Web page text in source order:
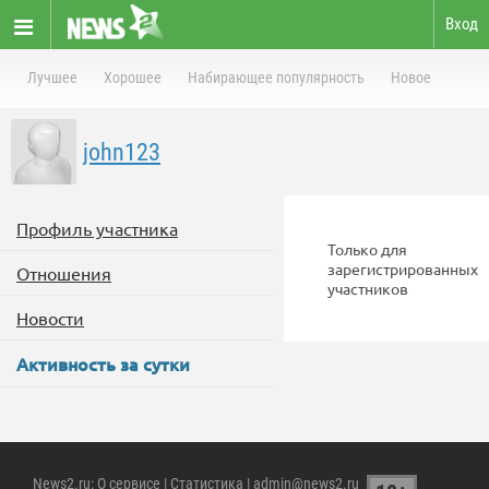
Вход
Лучшее Хорошее Набирающее популярность Новое
john123
Профиль участника
Отношения
Новости
Активность за сутки
Только для
зарегистрированных
участников
News2.ru: О сервисе | Статистика | admin@news2.ru